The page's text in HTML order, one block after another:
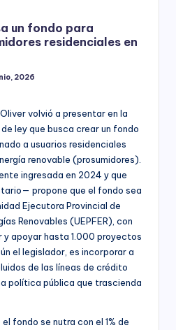
un fondo para
residenciales en
2026
volvió a presentar en la
ley que busca crear un fondo
a usuarios residenciales
renovable (prosumidores).
ingresada en 2024 y que
propone que el fondo sea
Ejecutora Provincial de
Renovables (UEPFER), con
apoyar hasta 1.000 proyectos
el legislador, es incorporar a
de las líneas de crédito
política pública que trascienda
fondo se nutra con el 1% de